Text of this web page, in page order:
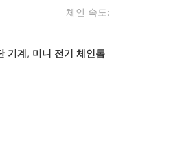
체인 속도:
기계 , 미니 전기 체인톱